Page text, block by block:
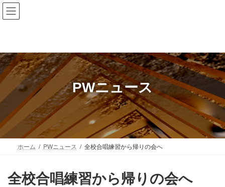
コ
ン
へ
ス
キ
プ
ナ
ビ
ョ
ン
に
動
PWニュース
ホーム PWニュース 全校合唱練習から帰りの会へ
全校合唱練習から帰りの会へ